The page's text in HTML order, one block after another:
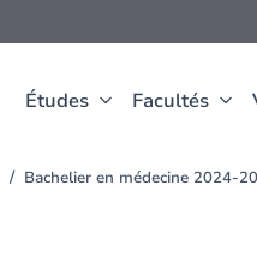
Études Facultés
Bachelier en médecine 2024-